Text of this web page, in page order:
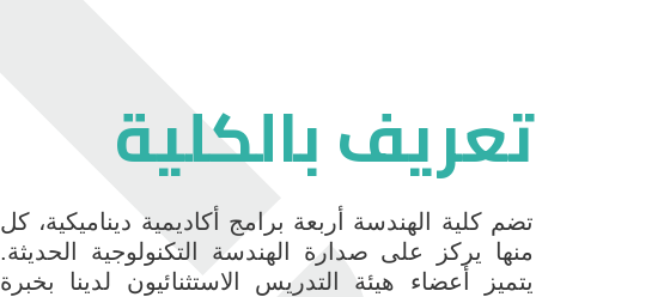
تعريف بالكلية
تضم كلية الهندسة أربعة برامج أكاديمية ديناميكية، كل
منها يركز على صدارة الهندسة التكنولوجية الحديثة.
يتميز أعضاء هيئة التدريس الاستثنائيون لدينا بخبرة